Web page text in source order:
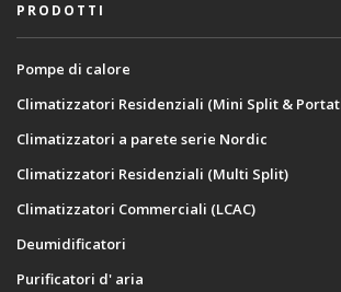
PRODOTTI
Pompe di calore
Climatizzatori Residenziali (Mini Split &
Climatizzatori a parete serie Nordic
Climatizzatori Residenziali (Multi Split)
Climatizzatori Commerciali (LCAC)
Deumidificatori
Purificatori d' aria